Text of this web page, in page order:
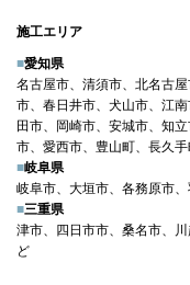
施工エリア
■愛知県
名古屋市、清須市、北名古
市、春日井市、犬山市、江
田市、岡崎市、安城市、知
市、愛西市、豊山町、長久
■岐阜県
岐阜市、大垣市、各務原市
■三重県
津市、四日市市、桑名市、
ど